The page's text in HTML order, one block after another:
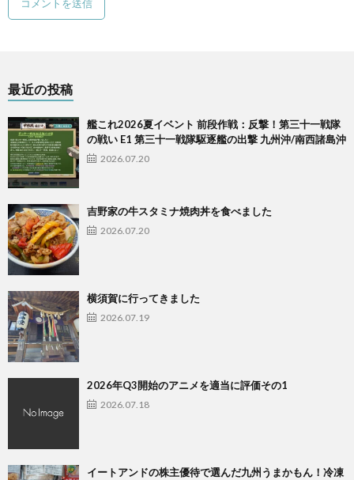
最近の投稿
艦これ2026夏イベント 前段作戦：反撃！第三十一戦隊
の戦い E1 第三十一戦隊駆逐艦の出撃 九州沖/南西諸島沖
2026.07.20
吉野家の牛スタミナ焼肉丼を食べました
2026.07.20
横須賀に行ってきました
2026.07.19
2026年Q3開始のアニメを適当に評価その1
2026.07.18
イートアンドの株主優待で選んだ九州うまかもん！冷凍